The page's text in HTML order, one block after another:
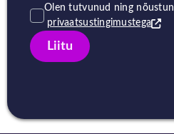
Olen tutvunud ning nõustun
privaatsustingimustega
Liitu